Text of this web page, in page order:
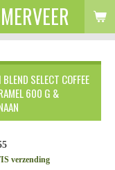
SELECT COFFEE
600 G &
verzending